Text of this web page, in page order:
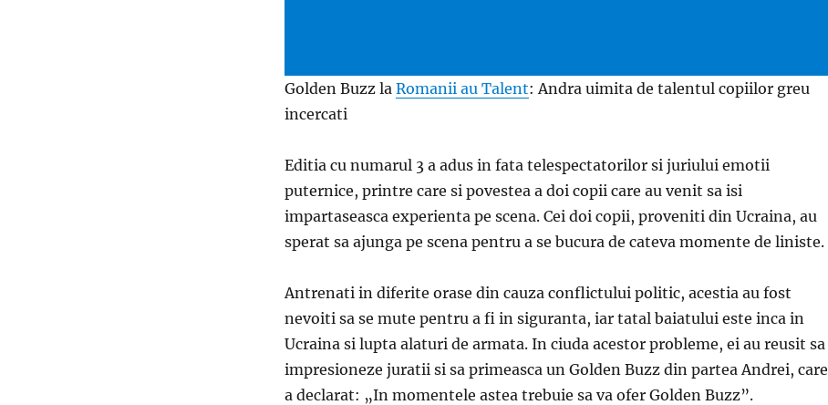
Golden Buzz la Romanii au Talent: Andra uimita de talentul copiilor greu
incercati
Editia cu numarul 3 a adus in fata telespectatorilor si juriului emotii
puternice, printre care si povestea a doi copii care au venit sa isi
impartaseasca experienta pe scena. Cei doi copii, proveniti din Ucraina, au
sperat sa ajunga pe scena pentru a se bucura de cateva momente de liniste.
Antrenati in diferite orase din cauza conflictului politic, acestia au fost
nevoiti sa se mute pentru a fi in siguranta, iar tatal baiatului este inca in
Ucraina si lupta alaturi de armata. In ciuda acestor probleme, ei au reusit sa
impresioneze juratii si sa primeasca un Golden Buzz din partea Andrei, care
a declarat: „In momentele astea trebuie sa va ofer Golden Buzz”.